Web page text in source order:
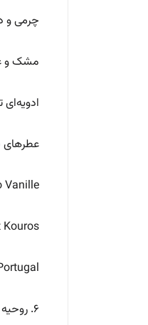
چرمی
مشک و
عطرهای
Vanille
۶. روحیه نوستالژیک و خاطره‌باز